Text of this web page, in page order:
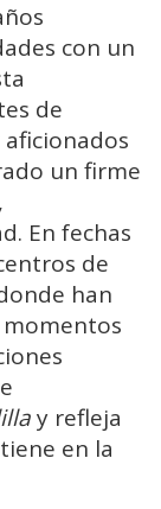
con un
de
un firme
En fechas
de
han
y refleja
en la